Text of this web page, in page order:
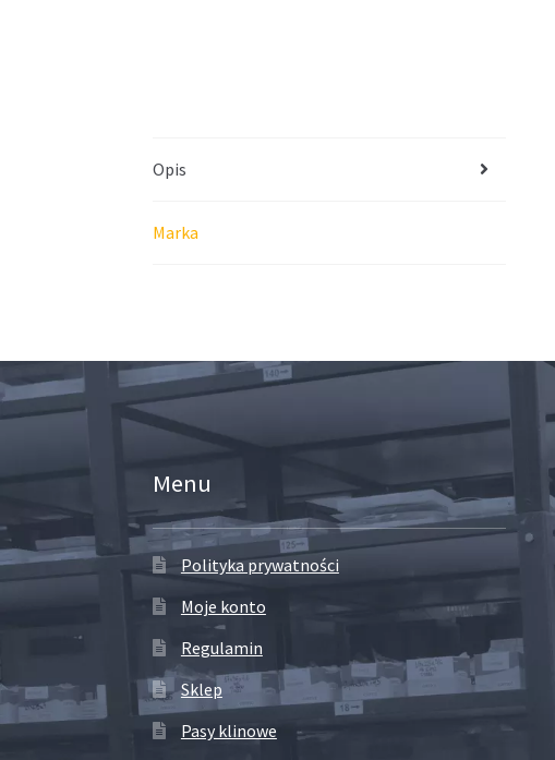
Opis
Marka
Menu
Polityka prywatności
Moje konto
Regulamin
Sklep
Pasy klinowe